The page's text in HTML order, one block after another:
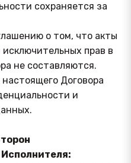
сохраняется за
о том, что акты
исключительных прав в
не составляются.
Договора
и
Исполнителя: